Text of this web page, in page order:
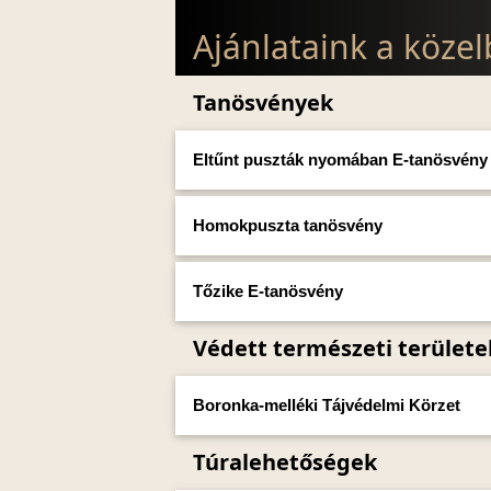
Ajánlataink a
Tanösvények
Eltűnt puszták nyomában E-tanösvény
Homokpuszta tanösvény
Tőzike E-tanösvény
Védett természeti
Boronka-melléki Tájvédelmi Körzet
Túralehetőségek